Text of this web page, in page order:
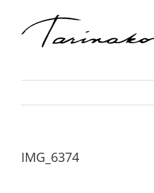
IMG_6374